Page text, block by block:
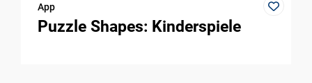
App
Puzzle Shapes: Kinderspiele